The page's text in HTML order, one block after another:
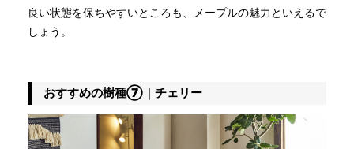
良い状態を保ちやすいところも、メープルの魅力といえるで
しょう。
おすすめの樹種⑦｜チェリー